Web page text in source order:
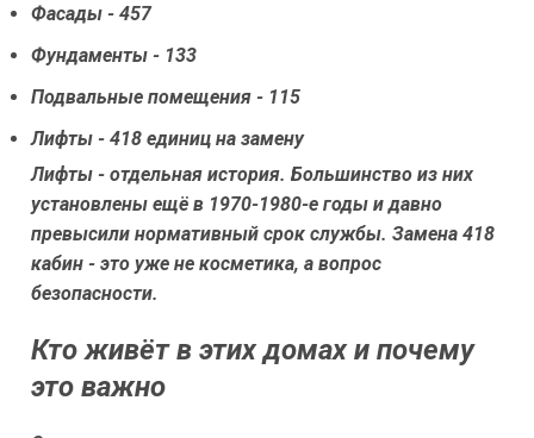
Фасады - 457
Фундаменты - 133
Подвальные помещения - 115
Лифты - 418 единиц на замену
Лифты - отдельная история. Большинство из них
установлены ещё в 1970-1980-е годы и давно
превысили нормативный срок службы. Замена 418
кабин - это уже не косметика, а вопрос
безопасности.
Кто живёт в этих домах и почему
это важно